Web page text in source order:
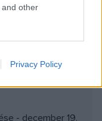
other
Privacy Policy
tolerancia -
- december 19.